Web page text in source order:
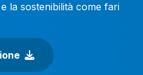
la sostenibilità come fari